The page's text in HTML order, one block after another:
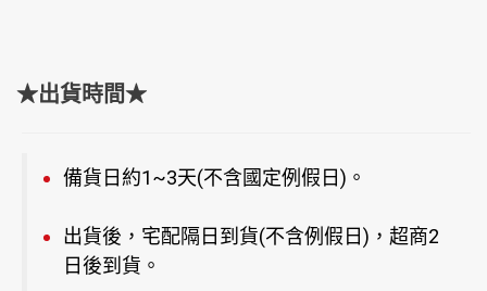
★出貨時間★
備貨日約1~3天(不含國定例假日)。
出貨後，宅配隔日到貨(不含例假日)，超商2
日後到貨。